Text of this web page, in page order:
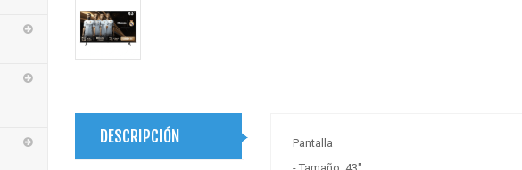
DESCRIPCIÓN
Pantalla